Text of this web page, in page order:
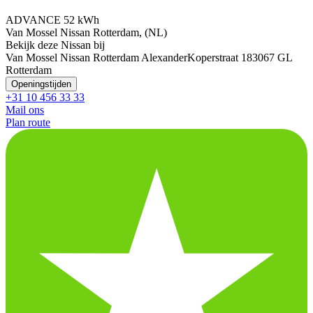
ADVANCE 52 kWh
Van Mossel Nissan Rotterdam, (NL)
Bekijk deze Nissan bij
Van Mossel Nissan Rotterdam AlexanderKoperstraat 183067 GL
Rotterdam
Openingstijden
+31 10 456 33 33
Mail ons
Plan route